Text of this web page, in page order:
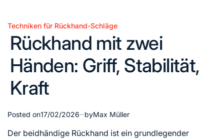
Posted
Techniken für Rückhand-Schläge
Rückhand mit zwei
Händen: Griff, Stabilität,
Kraft
Posted on17/02/2026 byMax Müller
Der beidhändige Rückhand ist ein grundlegender